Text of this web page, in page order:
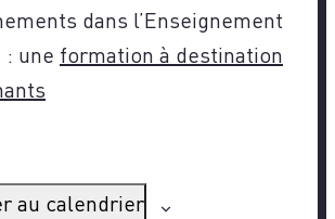
dans l’Enseignement
une formation à destination
au calendrier